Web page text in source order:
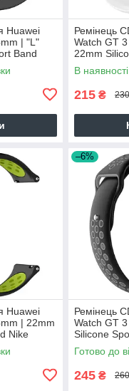
Huawei
| "L"
Band
(black)
Ремінець
Watch GT
22mm
Double
В наявності
215 ₴
Huawei
| 22mm
Nike
–6%
Ремінець
Watch GT
Silicone
(011907)
Готово до
245 ₴